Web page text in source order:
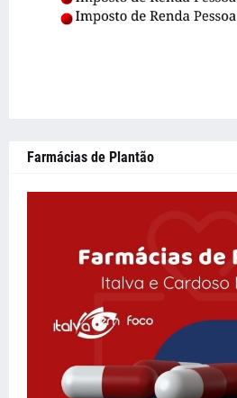
Farmácias de Plantão